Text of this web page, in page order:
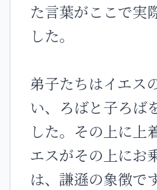
た言葉がここで実
した。
弟子たちはイエス
い、ろばと子ろば
した。その上に上
エスがその上にお
は、謙遜の象徴で